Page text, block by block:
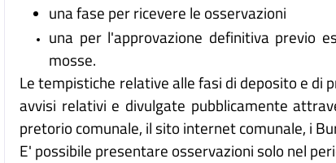
una fase per ricevere le osservazioni
una per l'approvazione definitiva previo
mosse.
Le tempistiche relative alle fasi di deposito e di
avvisi relativi e divulgate pubblicamente
pretorio comunale, il sito internet comunale, i
E' possibile presentare osservazioni solo nel